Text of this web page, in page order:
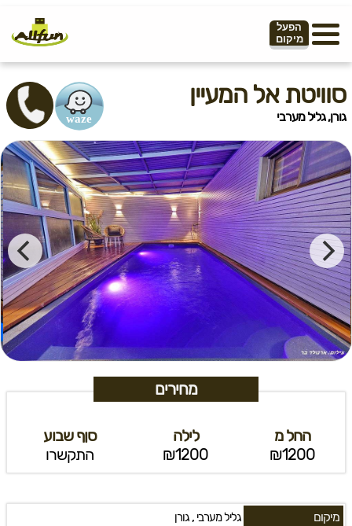
הפעל
מיקום
סוויטת אל המעיין
גורן, גליל מערבי
מחירים
החל מ
₪1200
לילה
₪1200
סןף שבוע
התקשרו
מיקום גליל מערבי, גורן